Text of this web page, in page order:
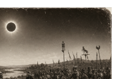
til lausna er um­tals­verð­ur.